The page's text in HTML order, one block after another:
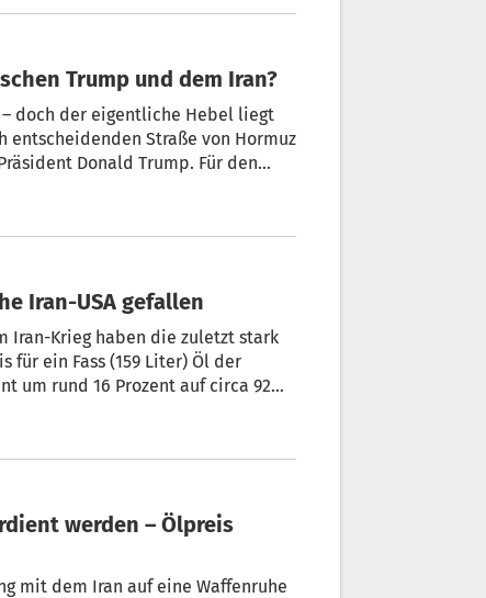
Trump und dem Iran?
– doch der eigentliche Hebel liegt
entscheidenden Straße von Hormuz
Donald Trump. Für den
Iran-USA gefallen
Iran-Krieg haben die zuletzt stark
für ein Fass (159 Liter) Öl der
um rund 16 Prozent auf circa 92
werden – Ölpreis
mit dem Iran auf eine Waffenruhe